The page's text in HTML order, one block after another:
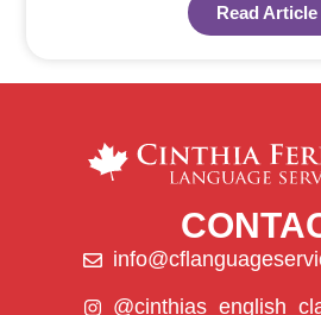
Read Article